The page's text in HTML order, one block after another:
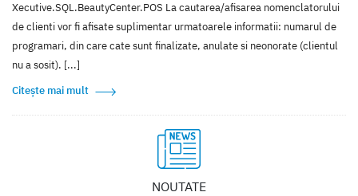
Xecutive.SQL.BeautyCenter.POS La cautarea/afisarea nomenclatorului
de clienti vor fi afisate suplimentar urmatoarele informatii: numarul de
programari, din care cate sunt finalizate, anulate si neonorate (clientul
nu a sosit). [...]
Citește mai mult
NOUTATE